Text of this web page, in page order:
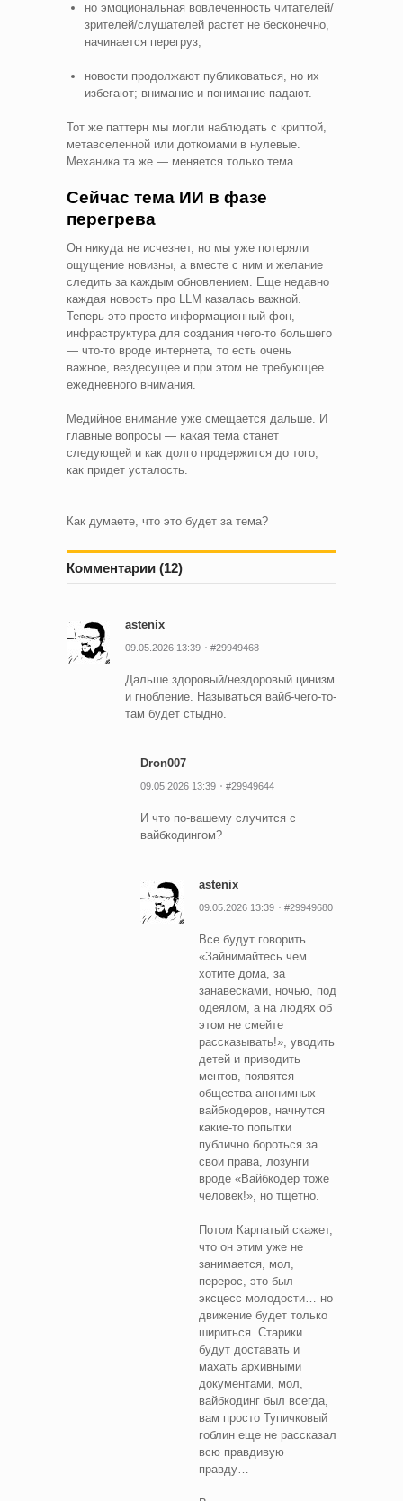
но эмоциональная вовлеченность читателей/
зрителей/слушателей растет не бесконечно,
начинается перегруз;
новости продолжают публиковаться, но их
избегают; внимание и понимание падают.
Тот же паттерн мы могли наблюдать с криптой,
метавселенной или доткомами в нулевые.
Механика та же — меняется только тема.
Сейчас тема ИИ в фазе
перегрева
Он никуда не исчезнет, но мы уже потеряли
ощущение новизны, а вместе с ним и желание
следить за каждым обновлением. Еще недавно
каждая новость про LLM казалась важной.
Теперь это просто информационный фон,
инфраструктура для создания чего-то большего
— что-то вроде интернета, то есть очень
важное, вездесущее и при этом не требующее
ежедневного внимания.
Медийное внимание уже смещается дальше. И
главные вопросы — какая тема станет
следующей и как долго продержится до того,
как придет усталость.
Как думаете, что это будет за тема?
Комментарии (12)
astenix
09.05.2026 13:39 #29949468
Дальше здоровый/нездоровый цинизм
и гнобление. Называться вайб-чего-то-
там будет стыдно.
Dron007
09.05.2026 13:39 #29949644
И что по-вашему случится с
вайбкодингом?
astenix
09.05.2026 13:39 #29949680
Все будут говорить
«Зайнимайтесь чем
хотите дома, за
занавесками, ночью, под
одеялом, а на людях об
этом не смейте
рассказывать!», уводить
детей и приводить
ментов, появятся
общества анонимных
вайбкодеров, начнутся
какие-то попытки
публично бороться за
свои права, лозунги
вроде «Вайбкодер тоже
человек!», но тщетно.
Потом Карпатый скажет,
что он этим уже не
занимается, мол,
перерос, это был
эксцесс молодости… но
движение будет только
шириться. Старики
будут доставать и
махать архивными
документами, мол,
вайбкодинг был всегда,
вам просто Тупичковый
гоблин еще не рассказал
всю правдивую
правду…